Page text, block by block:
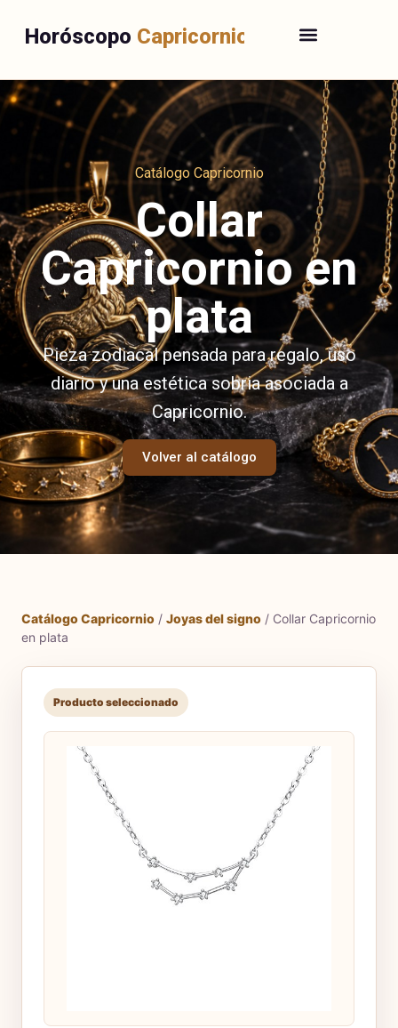
Horóscopo Capricornio
Catálogo Capricornio
Collar
Capricornio en
plata
Pieza zodiacal pensada para regalo, uso
diario y una estética sobria asociada a
Capricornio.
Volver al catálogo
Catálogo Capricornio / Joyas del signo / Collar Capricornio
en plata
Producto seleccionado